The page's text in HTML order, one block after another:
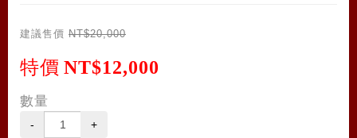
建議售價 NT$20,000
特價 NT$12,000
數量
- +